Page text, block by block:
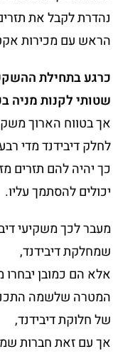
נהדרת לקבל את
הראש עם מכירות
כרגע בתחילת
שטותי לקנות מניה
אך בטווח הארוך
לחלק דיבידנד מדי
כך יהיה להם תזרים
יכולים להסתמך עליו.
מעבר לכך משקיעי
שמחלקת דיבידנד,
אלא הם כמובן יבחרו
המטרה שלשמה
של חלוקת דיבידנד,
אך עם זאת חברות